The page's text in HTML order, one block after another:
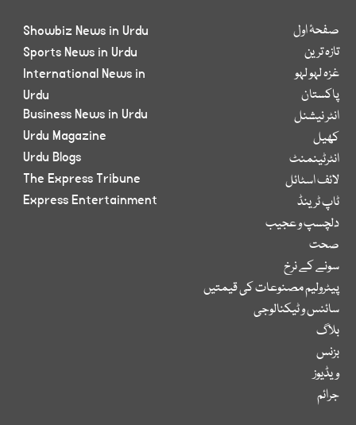
صفحۂ اول
تازہ ترین
غزہ لہو لہو
پاکستان
انٹر نیشنل
کھیل
انٹرٹینمنٹ
لائف اسٹائل
ٹاپ ٹرینڈ
دلچسپ و عجیب
صحت
سونے کے نرخ
پیٹرولیم مصنوعات کی قیمتیں
سائنس و ٹیکنالوجی
بلاگ
بزنس
ویڈیوز
جرائم
Showbiz News in Urdu
Sports News in Urdu
International News in
Urdu
Business News in Urdu
Urdu Magazine
Urdu Blogs
The Express Tribune
Express Entertainment